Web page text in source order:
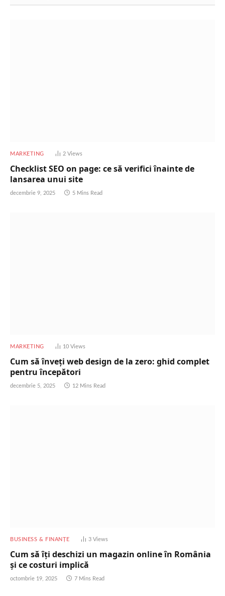
MARKETING 2 Views
Checklist SEO on page: ce să verifici înainte de
lansarea unui site
decembrie 9, 2025 5 Mins Read
MARKETING 10 Views
Cum să înveți web design de la zero: ghid complet
pentru începători
decembrie 5, 2025 12 Mins Read
BUSINESS & FINANȚE 3 Views
Cum să îți deschizi un magazin online în România
și ce costuri implică
octombrie 19, 2025 7 Mins Read